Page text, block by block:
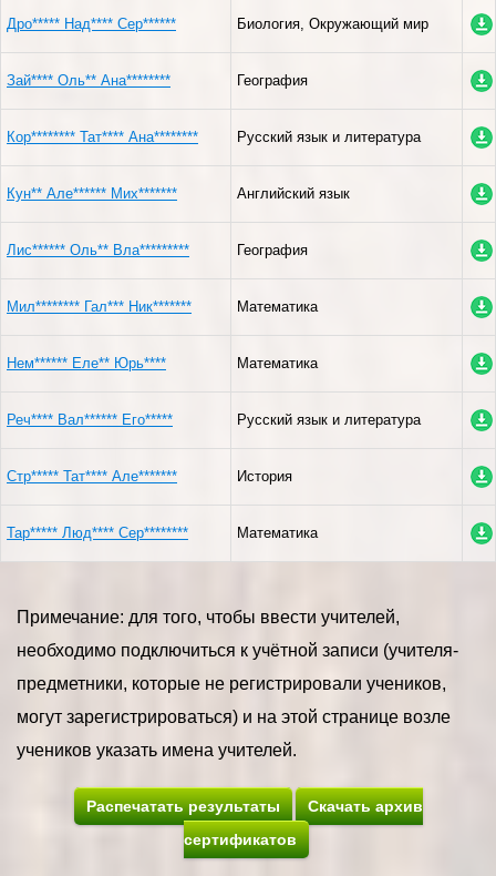
Дро***** Над**** Сер****** Биология, Окружающий мир
Зай**** Оль** Ана******** География
Кор******** Тат**** Ана******** Русский язык и литература
Кун** Але****** Мих******* Английский язык
Лис****** Оль** Вла********* География
Мил******** Гал*** Ник******* Математика
Нем****** Еле** Юрь**** Математика
Реч**** Вал****** Его***** Русский язык и литература
Стр***** Тат**** Але******* История
Тар***** Люд**** Сер******** Математика
Примечание: для того, чтобы ввести учителей,
необходимо подключиться к учётной записи (учителя-
предметники, которые не регистрировали учеников,
могут зарегистрироваться) и на этой странице возле
учеников указать имена учителей.
Распечатать результаты
Скачать архив
сертификатов